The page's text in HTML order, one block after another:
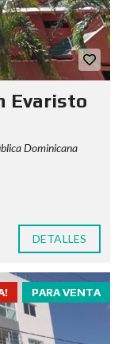
Evaristo
Dominicana
DETALLES
PARA VENTA